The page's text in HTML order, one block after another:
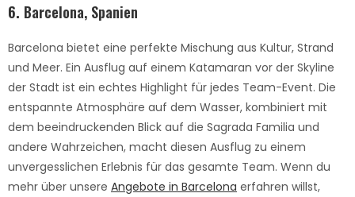
6. Barcelona, Spanien
Barcelona bietet eine perfekte Mischung aus Kultur, Strand
und Meer. Ein Ausflug auf einem Katamaran vor der Skyline
der Stadt ist ein echtes Highlight für jedes Team-Event. Die
entspannte Atmosphäre auf dem Wasser, kombiniert mit
dem beeindruckenden Blick auf die Sagrada Familia und
andere Wahrzeichen, macht diesen Ausflug zu einem
unvergesslichen Erlebnis für das gesamte Team. Wenn du
mehr über unsere Angebote in Barcelona erfahren willst,